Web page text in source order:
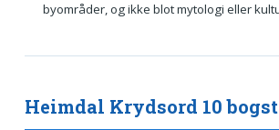
byområder, og ikke blot mytologi eller
Heimdal Krydsord 10